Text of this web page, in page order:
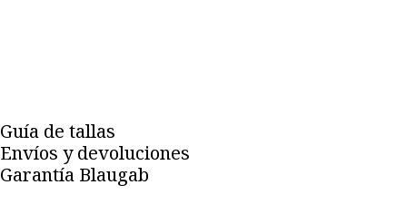
Guía de tallas
Envíos y devoluciones
Garantía Blaugab